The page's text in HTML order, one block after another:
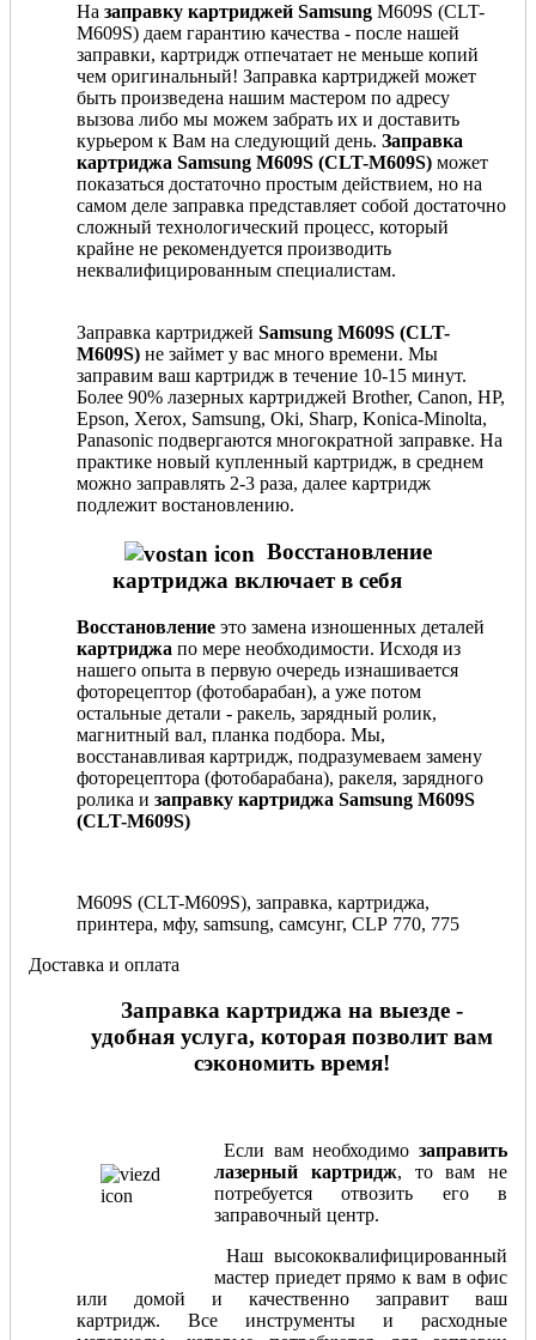
На заправку картриджей Samsung M609S (CLT-
M609S) даем гарантию качества - после нашей
заправки, картридж отпечатает не меньше копий
чем оригинальный! Заправка картриджей может
быть произведена нашим мастером по адресу
вызова либо мы можем забрать их и доставить
курьером к Вам на следующий день. Заправка
картриджа Samsung M609S (CLT-M609S) может
показаться достаточно простым действием, но на
самом деле заправка представляет собой достаточно
сложный технологический процесс, который
крайне не рекомендуется производить
неквалифицированным специалистам.
Заправка картриджей Samsung M609S (CLT-
M609S) не займет у вас много времени. Мы
заправим ваш картридж в течение 10-15 минут.
Более 90% лазерных картриджей Brother, Canon, HP,
Epson, Xerox, Samsung, Oki, Sharp, Konica-Minolta,
Panasonic подвергаются многократной заправке. На
практике новый купленный картридж, в среднем
можно заправлять 2-3 раза, далее картридж
подлежит востановлению.
Восстановление
картриджа включает в себя
Восстановление это замена изношенных деталей
картриджа по мере необходимости. Исходя из
нашего опыта в первую очередь изнашивается
фоторецептор (фотобарабан), а уже потом
остальные детали - ракель, зарядный ролик,
магнитный вал, планка подбора. Мы,
восстанавливая картридж, подразумеваем замену
фоторецептора (фотобарабана), ракеля, зарядного
ролика и заправку картриджа Samsung M609S
(CLT-M609S)
M609S (CLT-M609S), заправка, картриджа,
принтера, мфу, samsung, самсунг, CLP 770, 775
Доставка и оплата
Заправка картриджа на выезде -
удобная услуга, которая позволит вам
сэкономить время!
Если вам необходимо заправить
лазерный картридж, то вам не
потребуется отвозить его в
заправочный центр.
Наш высококвалифицированный
мастер приедет прямо к вам в офис
или домой и качественно заправит ваш
картридж. Все инструменты и расходные